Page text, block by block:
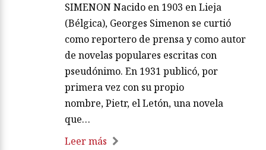
SIMENON Nacido en 1903 en Lieja
(Bélgica), Georges Simenon se curtió
como reportero de prensa y como autor
de novelas populares escritas con
pseudónimo. En 1931 publicó, por
primera vez con su propio
nombre, Pietr, el Letón, una novela
que…
Leer más